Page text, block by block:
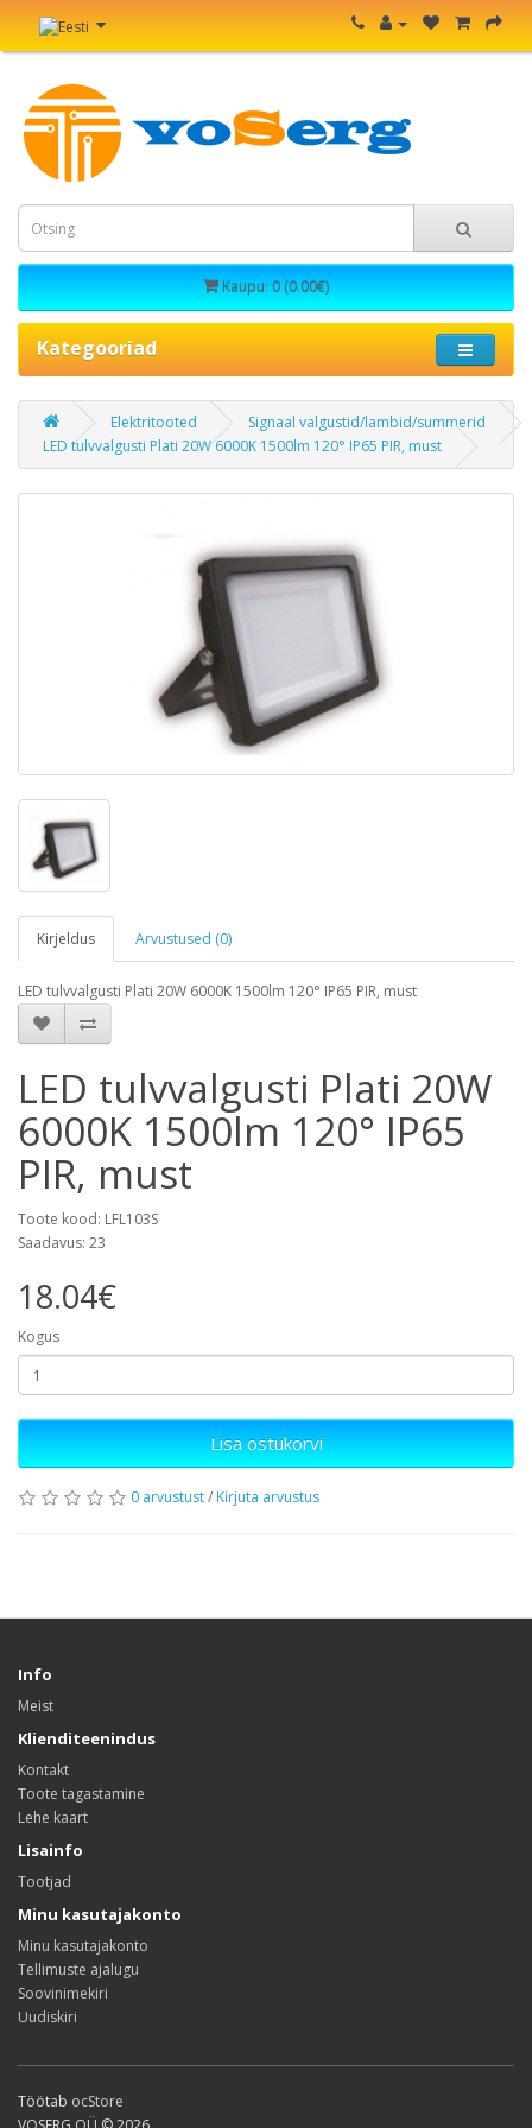
Kaupu: 0 (0.00€)
Kategooriad
Elektritooted
Signaal valgustid/lambid/summerid
LED tulvvalgusti Plati 20W 6000K 1500lm 120° IP65 PIR, must
Kirjeldus Arvustused (0)
LED tulvvalgusti Plati 20W 6000K 1500lm 120° IP65 PIR, must
LED tulvvalgusti Plati 20W
6000K 1500lm 120° IP65
PIR, must
Toote kood: LFL103S
Saadavus: 23
18.04€
Kogus
Lisa ostukorvi
0 arvustust/ Kirjuta arvustus
Info
Meist
Klienditeenindus
Kontakt
Toote tagastamine
Lehe kaart
Lisainfo
Tootjad
Minu kasutajakonto
Minu kasutajakonto
Tellimuste ajalugu
Soovinimekiri
Uudiskiri
Töötab ocStore